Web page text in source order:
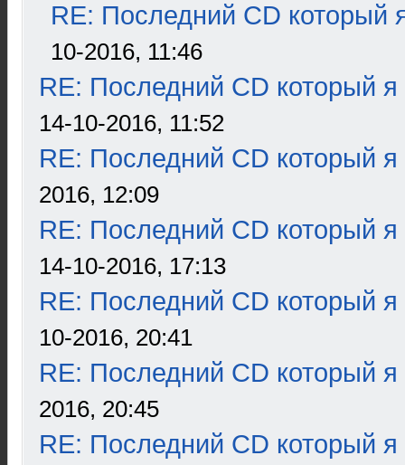
RE: Последний CD который
10-2016, 11:46
RE: Последний CD который я
14-10-2016, 11:52
RE: Последний CD который я
2016, 12:09
RE: Последний CD который я
14-10-2016, 17:13
RE: Последний CD который я
10-2016, 20:41
RE: Последний CD который я
2016, 20:45
RE: Последний CD который я